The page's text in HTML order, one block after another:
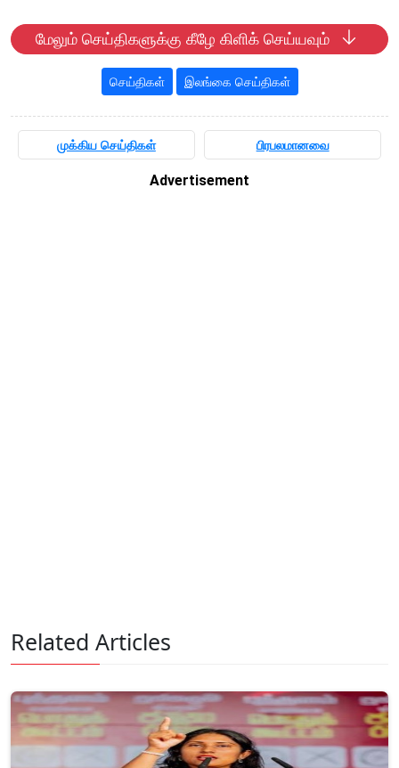
மேலும் செய்திகளுக்கு கீழே கிளிக் செய்யவும்
செய்திகள் இலங்கை செய்திகள்
முக்கிய செய்திகள் பிரபலமானவை
Advertisement
Related Articles